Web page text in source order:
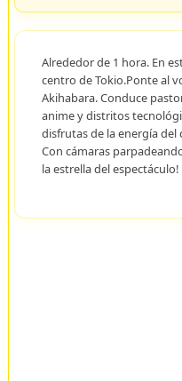
Alrededor de 1 hora. En
centro de Tokio.Ponte al
Akihabara. Conduce
anime y distritos
disfrutas de la energía
Con cámaras
la estrella del espectáculo!